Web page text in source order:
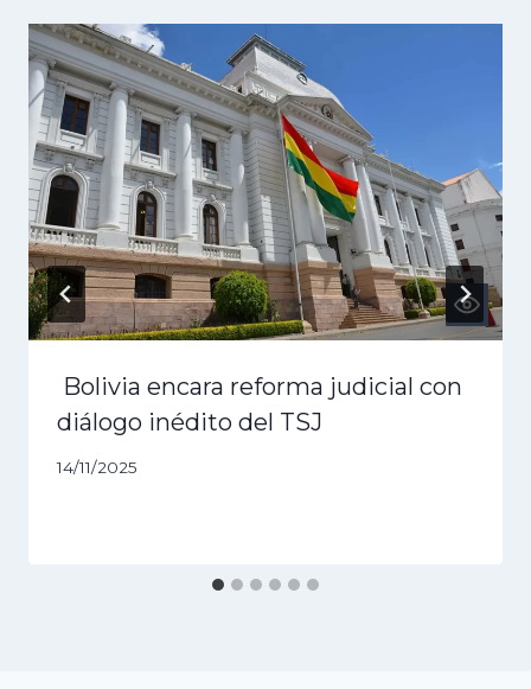
Bolivia encara reforma judicial con
diálogo inédito del TSJ
14/11/2025